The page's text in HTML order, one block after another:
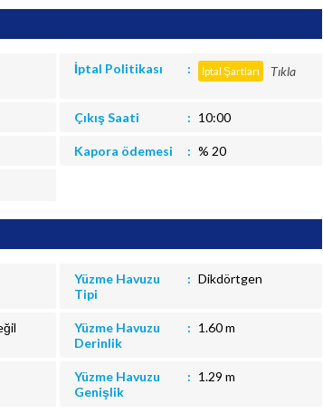
İptal Politikası İptal Şartları Tıkla
Çıkış Saati 10:00
Kapora ödemesi % 20
Yüzme Havuzu
Tipi
Dikdörtgen
Yüzme Havuzu
Derinlik
1.60 m
Yüzme Havuzu
Genişlik
1.29 m